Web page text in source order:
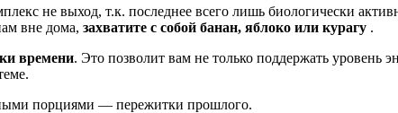
не выход, т.к. последнее всего лишь биологически
вне дома, захватите с собой банан, яблоко или курагу .
времени. Это позволит вам не только поддержать уровень
порциями — пережитки прошлого.